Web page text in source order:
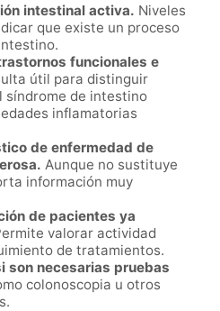
intestinal activa. Niveles
que existe un proceso
funcionales e
útil para distinguir
síndrome de intestino
inflamatorias
de enfermedad de
Aunque no sustituye
información muy
de pacientes ya
valorar actividad
de tratamientos.
son necesarias pruebas
colonoscopia u otros